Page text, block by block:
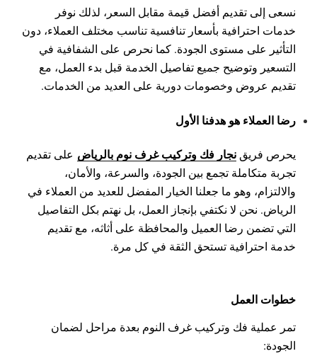
نسعى إلى تقديم أفضل قيمة مقابل السعر، لذلك نوفر
خدمات احترافية بأسعار تنافسية تناسب مختلف العملاء، دون
التأثير على مستوى الجودة. كما نحرص على الشفافية في
التسعير وتوضيح جميع تفاصيل الخدمة قبل بدء العمل، مع
تقديم عروض وخصومات دورية على العديد من الخدمات.
رضا العملاء هو هدفنا الأول
يحرص فريق نجار فك وتركيب غرف نوم بالرياض على تقديم
تجربة متكاملة تجمع بين الجودة، والسرعة، والأمان،
والالتزام، وهو ما جعلنا الخيار المفضل للعديد من العملاء في
الرياض. نحن لا نكتفي بإنجاز العمل، بل نهتم بكل التفاصيل
التي تضمن رضا العميل والمحافظة على أثاثه، مع تقديم
خدمة احترافية تستحق الثقة في كل مرة.
خطوات العمل
تمر عملية فك وتركيب غرف النوم بعدة مراحل لضمان
الجودة: